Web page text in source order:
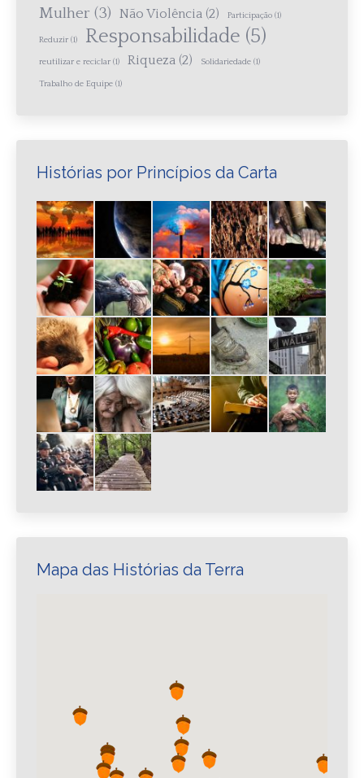
Mulher (3) Não Violência (2) Participação (1)
Reduzir (1) Responsabilidade (5)
reutilizar e reciclar (1) Riqueza (2) Solidariedade (1)
Trabalho de Equipe (1)
Histórias por Princípios da Carta
Mapa das Histórias da Terra